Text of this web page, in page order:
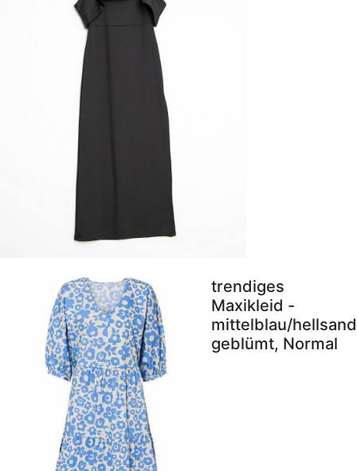
trendiges
Maxikleid -
mittelblau/hellsand
geblümt, Normal